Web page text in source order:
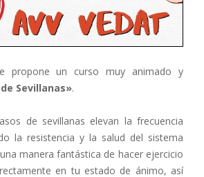
propone un curso muy animado y
Sevillanas».
de sevillanas elevan la frecuencia
la resistencia y la salud del sistema
manera fantástica de hacer ejercicio
en tu estado de ánimo, así